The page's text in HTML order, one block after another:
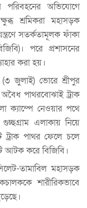
পরিবহনের অভিযোগে
শ্রমিকরা মহাসড়ক
সতর্কতামূলক ফাঁকা
পরে প্রশাসনের
করা হয়।
(৩ জুলাই) ভোরে শ্রীপুর
পাথরবোঝাই ট্রাক
ক্যাম্পে নেওয়ার পথে
গুচ্ছগ্রাম এলাকায় নিয়ে
পাথর ফেলে চলে
আটক করে বিজিবি।
তামাবিল মহাসড়ক
শারীরিকভাবে